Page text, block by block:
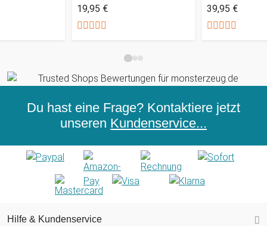
19,95 € 39,95 €
Du hast eine Frage? Kontaktiere jetzt
unseren Kundenservice...
Hilfe & Kundenservice